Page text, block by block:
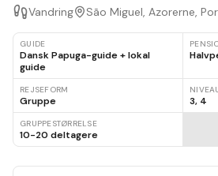
Vandring São Miguel, Azorerne,
GUIDE
Dansk Papuga-guide + lokal
guide
REJSEFORM
Gruppe 3, 4
GRUPPESTØRRELSE
10-20 deltagere